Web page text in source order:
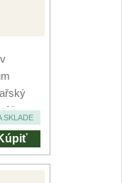
SKLADE